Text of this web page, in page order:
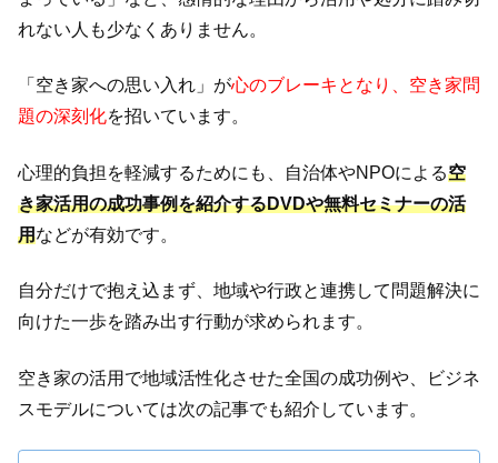
れない人も少なくありません。
「空き家への思い入れ」が心のブレーキとなり、空き家問
題の深刻化を招いています。
心理的負担を軽減するためにも、自治体やNPOによる空
き家活用の成功事例を紹介するDVDや無料セミナーの活
用などが有効です。
自分だけで抱え込まず、地域や行政と連携して問題解決に
向けた一歩を踏み出す行動が求められます。
空き家の活用で地域活性化させた全国の成功例や、ビジネ
スモデルについては次の記事でも紹介しています。